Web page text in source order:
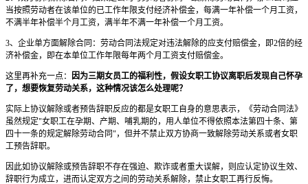
当按照劳动者在该单位的已工作年限支付经济补偿金，每满一年补偿一个月工资，
不满半年补偿半个月工资，满半年不满一年补偿一个月工资。
3、企业单方面解除合同：劳动合同法规定对违法解除的应支付赔偿金，即2倍的经
济补偿金，即在本单位工作年限每年两个月工资支付赔偿金。
这里再补充一点： 因为三期女员工的福利性，假设女职工协议离职后发现自己怀孕
了，想要恢复劳动关系，这种情况该怎么处理呢？
实际上协议解除或者预告辞职反应的都是女职工自身的意思表示，《劳动合同法》
虽然规定"女职工在孕期、产期、哺乳期的，用人单位不得依照本法第四十条、第
四十一条的规定解除劳动合同"，但并不禁止双方协商一致解除劳动关系或者女职
工预告辞职。
因此如协议解除或预告辞职不存在强迫、欺诈或者重大误解，则应认定协议生效、
辞职行为成立，进而认定双方之间的劳动关系解除，禁止女职工再行反悔。